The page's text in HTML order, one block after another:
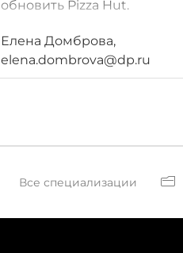
обновить Pizza Hut.
Елена Домброва,
elena.dombrova@dp.ru
Все специализации